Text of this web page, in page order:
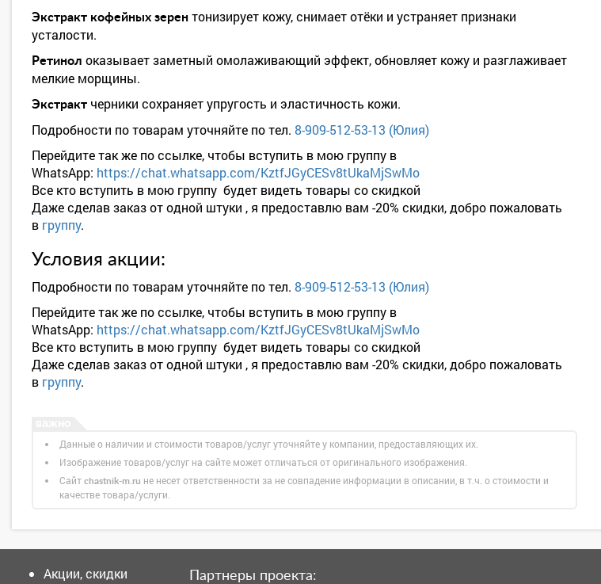
Экстракт кофейных зерен тонизирует кожу, снимает отёки и устраняет признаки
усталости.
Ретинол оказывает заметный омолаживающий эффект, обновляет кожу и разглаживает
мелкие морщины.
Экстракт черники сохраняет упругость и эластичность кожи.
Подробности по товарам уточняйте по тел. 8-909-512-53-13 (Юлия)
Перейдите так же по ссылке, чтобы вступить в мою группу в
WhatsApp: https://chat.whatsapp.com/KztfJGyCESv8tUkaMjSwMo
Все кто вступить в мою группу будет видеть товары со скидкой
Даже сделав заказ от одной штуки , я предоставлю вам -20% скидки, добро пожаловать
в группу.
Условия акции:
Подробности по товарам уточняйте по тел. 8-909-512-53-13 (Юлия)
Перейдите так же по ссылке, чтобы вступить в мою группу в
WhatsApp: https://chat.whatsapp.com/KztfJGyCESv8tUkaMjSwMo
Все кто вступить в мою группу будет видеть товары со скидкой
Даже сделав заказ от одной штуки , я предоставлю вам -20% скидки, добро пожаловать
в группу.
Данные о наличии и стоимости товаров/услуг уточняйте у компании, предоставляющих их.
Изображение товаров/услуг на сайте может отличаться от оригинального изображения.
Сайт chastnik-m.ru не несет ответственности за не совпадение информации в описании, в т.ч. о стоимости и
качестве товара/услуги.
Акции, скидки
Партнеры проекта: